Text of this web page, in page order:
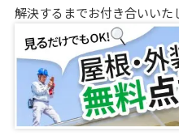
解決するまでお付き合いいた